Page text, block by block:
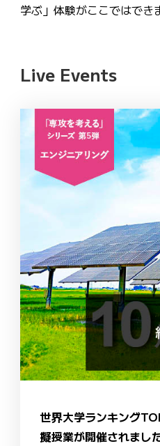
学ぶ」体験がここではでき
Live Events
世界大学ランキング
擬授業が開催されまし